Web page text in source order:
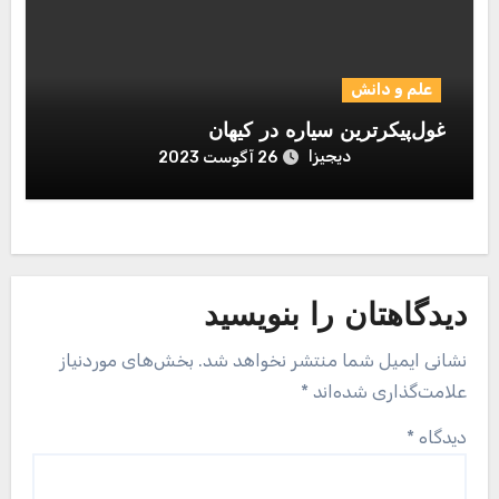
علم و دانش
غول‌پیکرترین سیاره در کیهان
دیجیزا 26 آگوست 2023
دیدگاهتان را بنویسید
نشانی ایمیل شما منتشر نخواهد شد. بخش‌های موردنیاز
علامت‌گذاری شده‌اند *
دیدگاه *